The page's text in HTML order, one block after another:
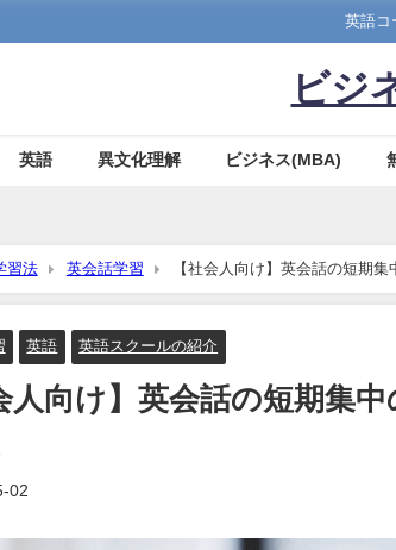
英語コ
ビジ
英語 異文化理解 ビジネス(MBA)
習法 英会話学習 【社会人向け】英会話の短期
英語 英語スクールの紹介
人向け】英会話の短期集
02